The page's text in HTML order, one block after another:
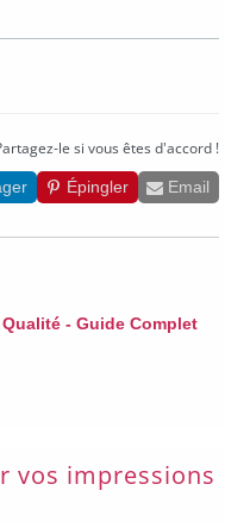
le si vous êtes d'accord !
Épingler Email
- Guide Complet
vos impressions